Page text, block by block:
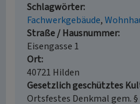
Schlagwörter
Fachwerkgebäude
Straße / Hausnummer
Eisengasse 1
Ort
40721 Hilden
Gesetzlich geschütztes
Ortsfestes Denkmal gem. §